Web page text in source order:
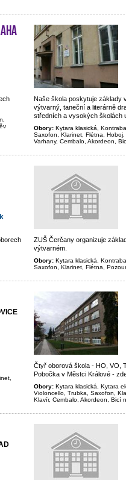
Naše škola poskytuje základy
výtvarný, taneční a literárně
středních a vysokých školách
Obory: Kytara klasická,
Saxofon, Klarinet, Flétna,
Varhany, Cembalo, Akordeon,
ZUŠ Čerčany organizuje
výtvarném.
Obory: Kytara klasická,
Saxofon, Klarinet, Flétna,
Čtyř oborová škola - HO, VO,
Pobočka v Městci Králové -
Obory: Kytara klasická, Kytara
Violoncello, Trubka, Saxofon,
Klavír, Cembalo, Akordeon, Bicí